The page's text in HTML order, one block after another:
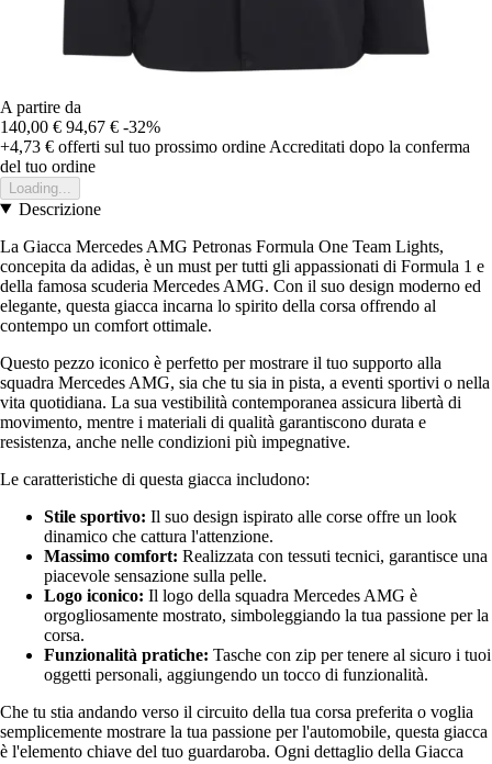
A partire da
140,00 € 94,67 € -32%
+4,73 € offerti sul tuo prossimo ordine Accreditati dopo la conferma
del tuo ordine
Loading...
Descrizione
La Giacca Mercedes AMG Petronas Formula One Team Lights,
concepita da adidas, è un must per tutti gli appassionati di Formula 1 e
della famosa scuderia Mercedes AMG. Con il suo design moderno ed
elegante, questa giacca incarna lo spirito della corsa offrendo al
contempo un comfort ottimale.
Questo pezzo iconico è perfetto per mostrare il tuo supporto alla
squadra Mercedes AMG, sia che tu sia in pista, a eventi sportivi o nella
vita quotidiana. La sua vestibilità contemporanea assicura libertà di
movimento, mentre i materiali di qualità garantiscono durata e
resistenza, anche nelle condizioni più impegnative.
Le caratteristiche di questa giacca includono:
Stile sportivo: Il suo design ispirato alle corse offre un look
dinamico che cattura l'attenzione.
Massimo comfort: Realizzata con tessuti tecnici, garantisce una
piacevole sensazione sulla pelle.
Logo iconico: Il logo della squadra Mercedes AMG è
orgogliosamente mostrato, simboleggiando la tua passione per la
corsa.
Funzionalità pratiche: Tasche con zip per tenere al sicuro i tuoi
oggetti personali, aggiungendo un tocco di funzionalità.
Che tu stia andando verso il circuito della tua corsa preferita o voglia
semplicemente mostrare la tua passione per l'automobile, questa giacca
è l'elemento chiave del tuo guardaroba. Ogni dettaglio della Giacca